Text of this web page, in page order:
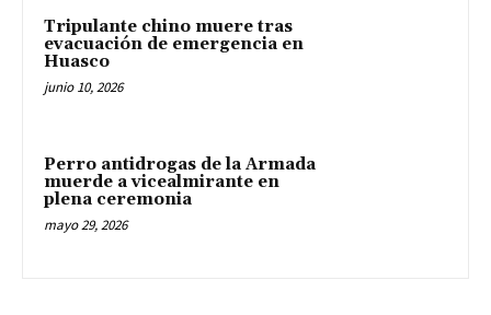
Tripulante chino muere tras
evacuación de emergencia en
Huasco
junio 10, 2026
Perro antidrogas de la Armada
muerde a vicealmirante en
plena ceremonia
mayo 29, 2026